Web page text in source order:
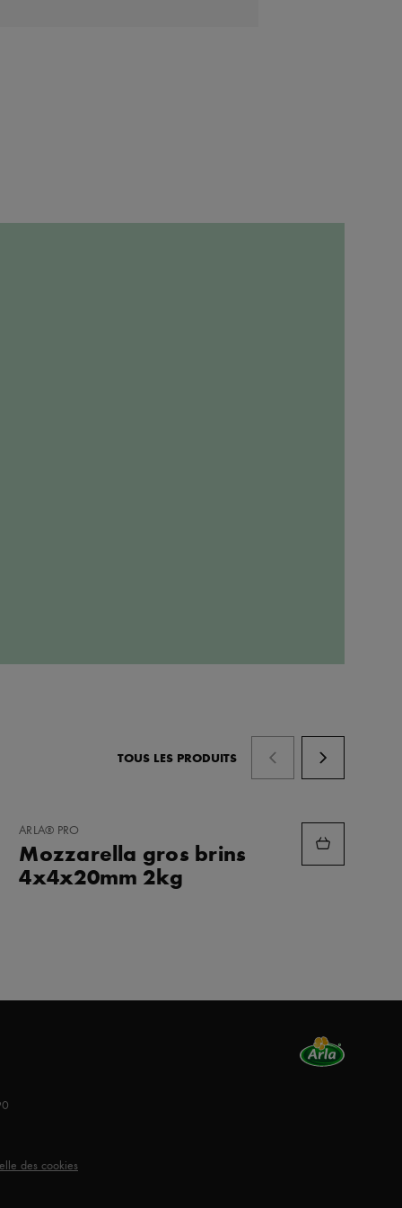
TOUS LES PRODUITS
AJOUTER
FAVORIS
ARLA® PRO
Mozzarella gros brins
4x4x20mm 2kg
des cookies